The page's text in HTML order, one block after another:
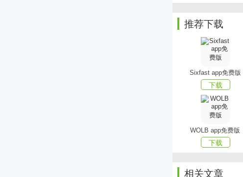
互动社区
不管大佬还
每月每周各
专属订阅
熟记掌握每
推荐下载
Sixfast app免费版
下载
WOLB app免费版
下载
相关文章